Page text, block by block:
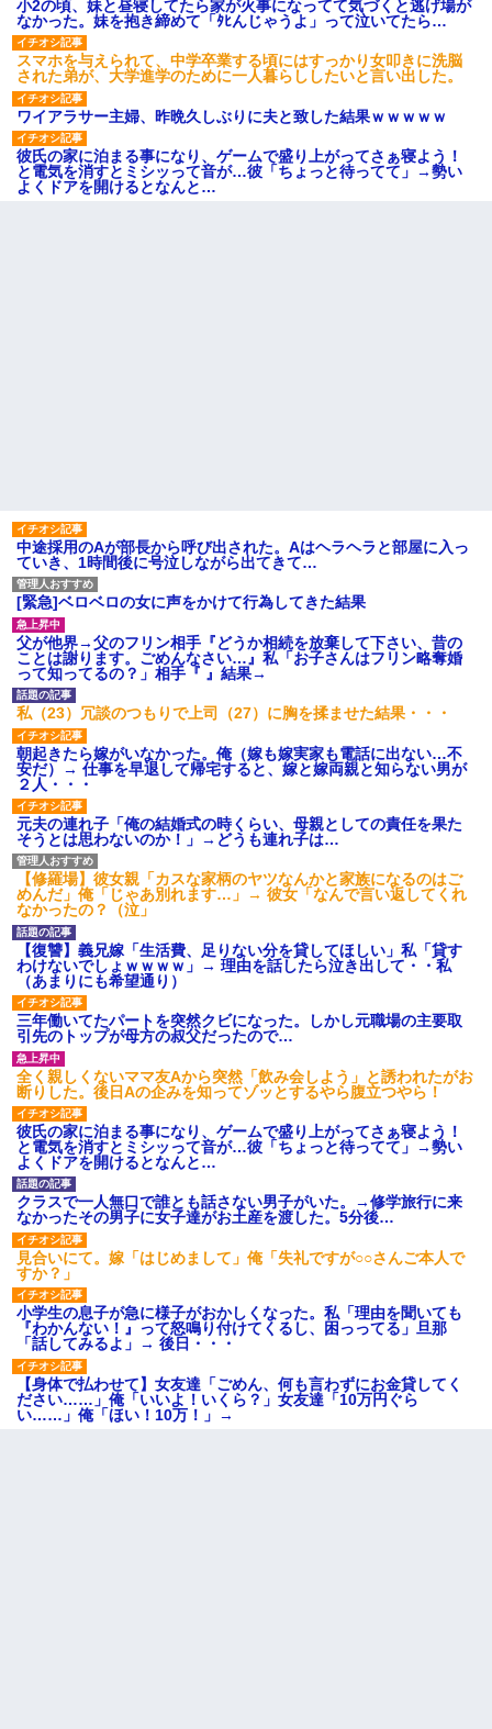
小2の頃、妹と昼寝してたら家が火事になってて気づくと逃げ場が
なかった。妹を抱き締めて「ﾀﾋんじゃうよ」って泣いてたら…
スマホを与えられて、中学卒業する頃にはすっかり女叩きに洗脳
された弟が、大学進学のために一人暮らししたいと言い出した。
ワイアラサー主婦、昨晩久しぶりに夫と致した結果ｗｗｗｗｗ
彼氏の家に泊まる事になり、ゲームで盛り上がってさぁ寝よう！
と電気を消すとミシッって音が…彼「ちょっと待ってて」→勢い
よくドアを開けるとなんと…
中途採用のAが部長から呼び出された。Aはヘラヘラと部屋に入っ
ていき、1時間後に号泣しながら出てきて…
[緊急]ベロベロの女に声をかけて行為してきた結果
父が他界→父のフリン相手『どうか相続を放棄して下さい、昔の
ことは謝ります。ごめんなさい…』私「お子さんはフリン略奪婚
って知ってるの？」相手『 』結果→
私（23）冗談のつもりで上司（27）に胸を揉ませた結果・・・
朝起きたら嫁がいなかった。俺（嫁も嫁実家も電話に出ない…不
安だ）→ 仕事を早退して帰宅すると、嫁と嫁両親と知らない男が
２人・・・
元夫の連れ子「俺の結婚式の時くらい、母親としての責任を果た
そうとは思わないのか！」→どうも連れ子は…
【修羅場】彼女親「カスな家柄のヤツなんかと家族になるのはご
めんだ」俺「じゃあ別れます…」→ 彼女「なんで言い返してくれ
なかったの？（泣」
【復讐】義兄嫁「生活費、足りない分を貸してほしい」私「貸す
わけないでしょｗｗｗｗ」→ 理由を話したら泣き出して・・私
（あまりにも希望通り）
三年働いてたパートを突然クビになった。しかし元職場の主要取
引先のトップが母方の叔父だったので…
全く親しくないママ友Aから突然「飲み会しよう」と誘われたがお
断りした。後日Aの企みを知ってゾッとするやら腹立つやら！
彼氏の家に泊まる事になり、ゲームで盛り上がってさぁ寝よう！
と電気を消すとミシッって音が…彼「ちょっと待ってて」→勢い
よくドアを開けるとなんと…
クラスで一人無口で誰とも話さない男子がいた。→修学旅行に来
なかったその男子に女子達がお土産を渡した。5分後…
見合いにて。嫁「はじめまして」俺「失礼ですが○○さんご本人で
すか？」
小学生の息子が急に様子がおかしくなった。私「理由を聞いても
『わかんない！』って怒鳴り付けてくるし、困っってる」旦那
「話してみるよ」→ 後日・・・
【身体で払わせて】女友達「ごめん、何も言わずにお金貸してく
ださい……」俺「いいよ！いくら？」女友達「10万円ぐら
い……」俺「ほい！10万！」→